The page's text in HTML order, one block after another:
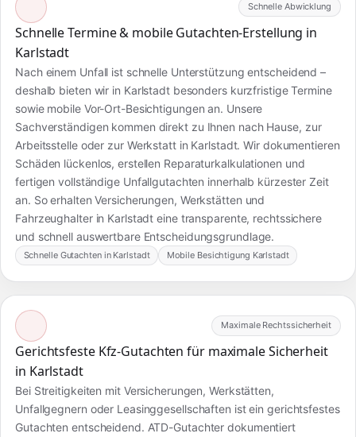
Schnelle Abwicklung
Schnelle Termine & mobile Gutachten-Erstellung in
Karlstadt
Nach einem Unfall ist schnelle Unterstützung entscheidend –
deshalb bieten wir in Karlstadt besonders kurzfristige Termine
sowie mobile Vor-Ort-Besichtigungen an. Unsere
Sachverständigen kommen direkt zu Ihnen nach Hause, zur
Arbeitsstelle oder zur Werkstatt in Karlstadt. Wir dokumentieren
Schäden lückenlos, erstellen Reparaturkalkulationen und
fertigen vollständige Unfallgutachten innerhalb kürzester Zeit
an. So erhalten Versicherungen, Werkstätten und
Fahrzeughalter in Karlstadt eine transparente, rechtssichere
und schnell auswertbare Entscheidungsgrundlage.
Schnelle Gutachten in Karlstadt Mobile Besichtigung Karlstadt
Maximale Rechtssicherheit
Gerichtsfeste Kfz-Gutachten für maximale Sicherheit
in Karlstadt
Bei Streitigkeiten mit Versicherungen, Werkstätten,
Unfallgegnern oder Leasinggesellschaften ist ein gerichtsfestes
Gutachten entscheidend. ATD-Gutachter dokumentiert